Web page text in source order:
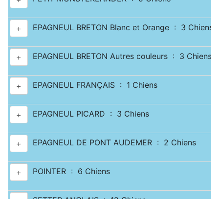
+ EPAGNEUL BRETON Blanc et Orange : 3 Chiens
+ EPAGNEUL BRETON Autres couleurs : 3 Chiens
+ EPAGNEUL FRANÇAIS : 1 Chiens
+ EPAGNEUL PICARD : 3 Chiens
+ EPAGNEUL DE PONT AUDEMER : 2 Chiens
+ POINTER : 6 Chiens